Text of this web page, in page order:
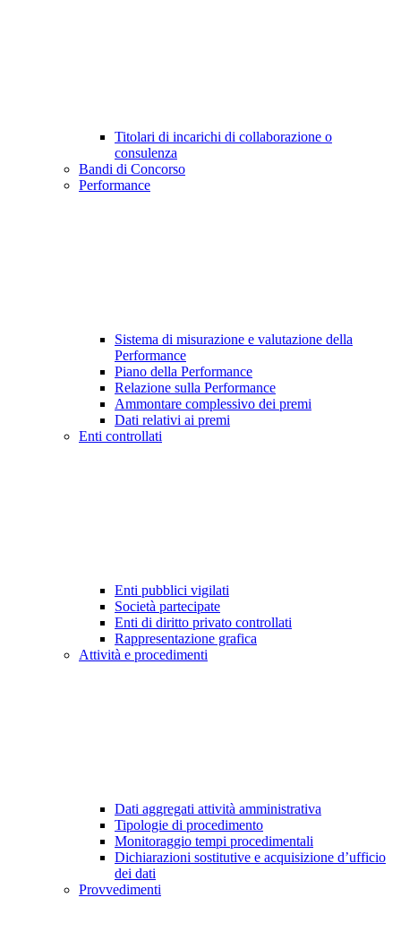
Titolari di incarichi di collaborazione o
consulenza
Bandi di Concorso
Performance
Sistema di misurazione e valutazione della
Performance
Piano della Performance
Relazione sulla Performance
Ammontare complessivo dei premi
Dati relativi ai premi
Enti controllati
Enti pubblici vigilati
Società partecipate
Enti di diritto privato controllati
Rappresentazione grafica
Attività e procedimenti
Dati aggregati attività amministrativa
Tipologie di procedimento
Monitoraggio tempi procedimentali
Dichiarazioni sostitutive e acquisizione d’ufficio
dei dati
Provvedimenti